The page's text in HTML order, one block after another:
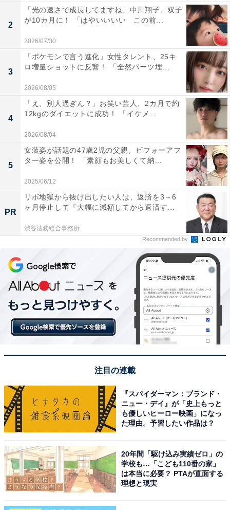
2
「光の速さで成長してますね」中川翔子、双子
が10カ月に！ 「はやいいいい この前...
2026/07/30
3
「ポケモンで言う進化」女性タレント、25キ
ロ増量ショットに反響！ 「全然パーツ埋...
2026/08/05
4
「え、別人過ぎん？」お笑い芸人、2カ月で約
12kgのダイエットに成功！ 「イケメ...
2026/08/04
5
女装姿が話題の47歳2児の父親、ビフォーアフ
ター姿を公開！ 「素顔もお美しくて納...
2025/06/12
PR
リボ地獄から抜け出したい人は、返済を3～6
ヶ月停止して『大幅に減額してから返済す...
渋谷法務総合事務所
Recommended by
注目の連載
『スパイダーマン：ブランド・
ニュー・デイ』が「史上もっと
も優しいヒーロー映画」になっ
た理由。予習したい作品は？
20年間「駆け込み実績ゼロ」の
学校も…「こども110番の家」
は本当に必要？ PTAが直面する
理想と現実